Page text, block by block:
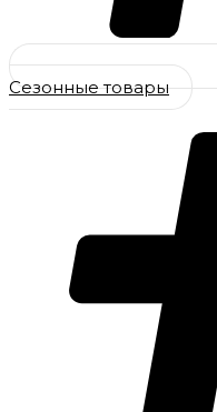
Сезонные товары